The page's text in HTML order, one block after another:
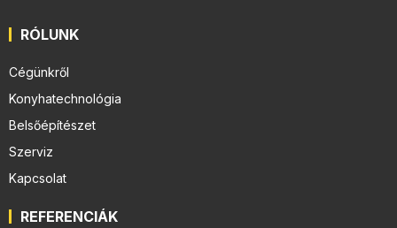
RÓLUNK
Cégünkről
Konyhatechnológia
Belsőépítészet
Szerviz
Kapcsolat
REFERENCIÁK